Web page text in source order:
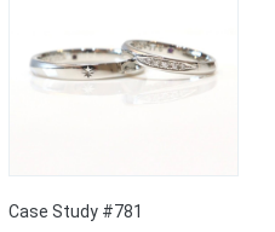
Case Study #781